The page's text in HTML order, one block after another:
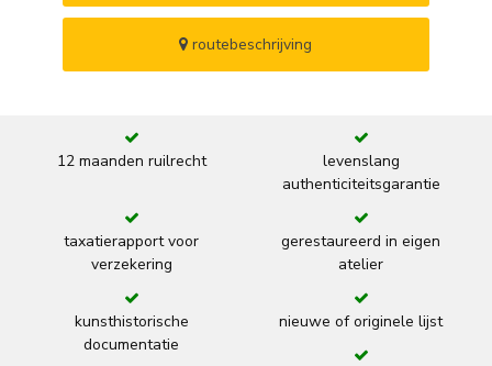
routebeschrijving
12 maanden ruilrecht
levenslang
authenticiteitsgarantie
taxatierapport voor
verzekering
gerestaureerd in eigen
atelier
kunsthistorische
documentatie
nieuwe of originele lijst